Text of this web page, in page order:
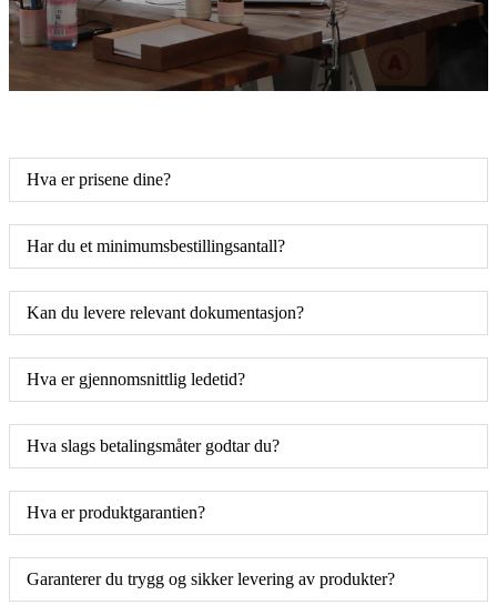
Hva er prisene dine?
Har du et minimumsbestillingsantall?
Kan du levere relevant dokumentasjon?
Hva er gjennomsnittlig ledetid?
Hva slags betalingsmåter godtar du?
Hva er produktgarantien?
Garanterer du trygg og sikker levering av produkter?